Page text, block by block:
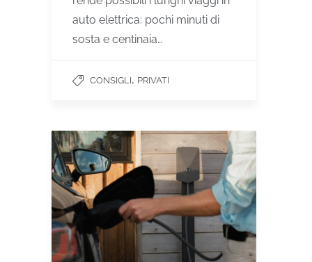
auto elettrica: pochi minuti di
sosta e centinaia…
CONSIGLI, PRIVATI